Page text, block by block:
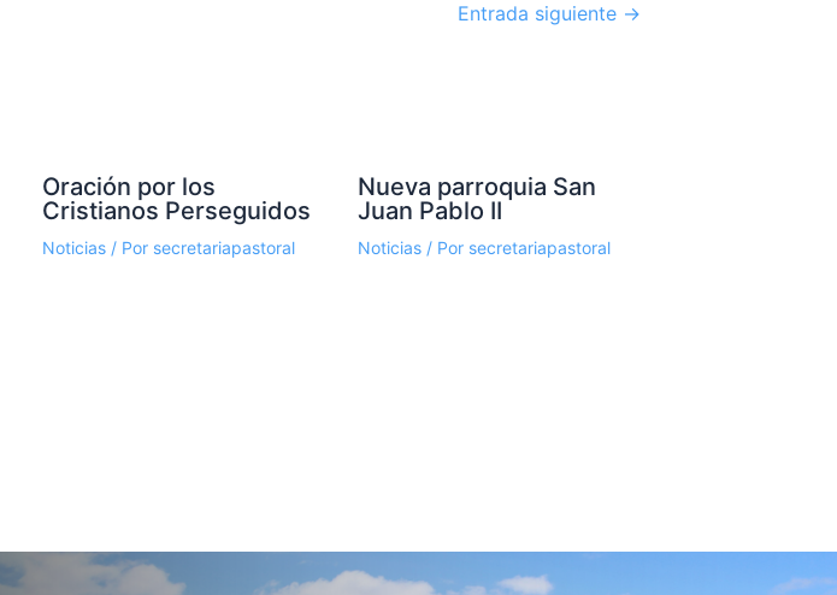
Entrada siguiente →
Oración por los
Cristianos Perseguidos
Noticias / Por secretariapastoral
Nueva parroquia San
Juan Pablo II
Noticias / Por secretariapastoral